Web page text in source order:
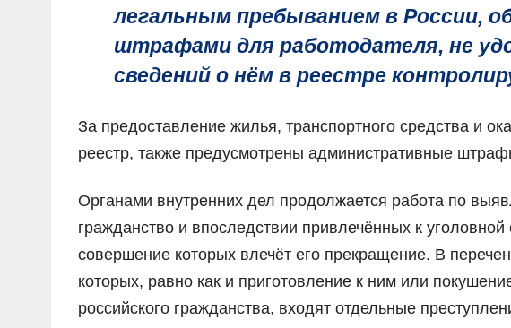
легальным пребыванием в России,
штрафами для работодателя, не
сведений о нём в реестре
За предоставление жилья, транспортного средства и
реестр, также предусмотрены административные
Органами внутренних дел продолжается работа по
гражданство и впоследствии привлечённых к уголовной
совершение которых влечёт его прекращение. В
которых, равно как и приготовление к ним или
российского гражданства, входят отдельные